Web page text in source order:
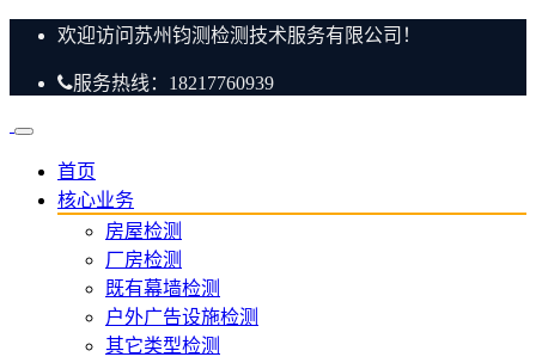
欢迎访问苏州钧测检测技术服务有限公司！
服务热线：18217760939
首页
核心业务
房屋检测
厂房检测
既有幕墙检测
户外广告设施检测
其它类型检测